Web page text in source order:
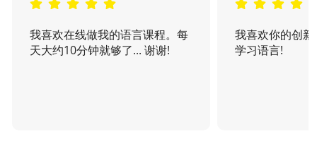
我喜欢在线做我的语言课程。每
天大约10分钟就够了... 谢谢!
我喜欢你的创
学习语言!